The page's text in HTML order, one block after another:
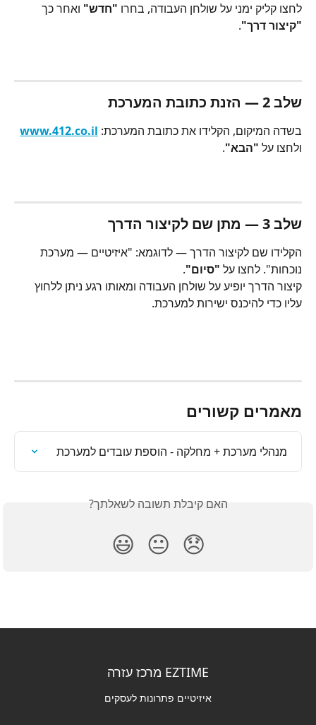
לחצו קליק ימני על שולחן העבודה, בחרו "חדש" ואחר כך
"קיצור דרך".
שלב 2 — הזנת כתובת המערכת
בשדה המיקום, הקלידו את כתובת המערכת: www.412.co.il
ולחצו על "הבא".
שלב 3 — מתן שם לקיצור הדרך
הקלידו שם לקיצור הדרך — לדוגמא: "איזיטיים — מערכת
נוכחות". לחצו על "סיום".
קיצור הדרך יופיע על שולחן העבודה ומאותו רגע ניתן ללחוץ
עליו כדי להיכנס ישירות למערכת.
מאמרים קשורים
מנהלי מערכת + מחלקה - הוספת עובדים למערכת
האם קיבלת תשובה לשאלתך?
😞
😐
😃
EZTIME מרכז עזרה
איזיטיים פתרונות לעסקים